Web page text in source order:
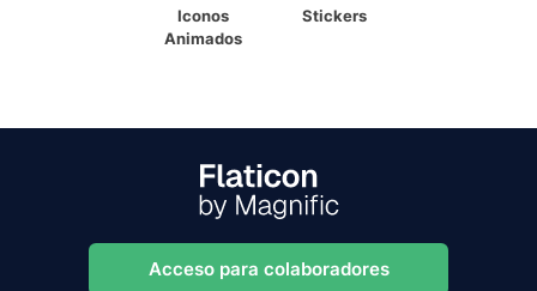
Iconos
Animados
Stickers
Acceso para colaboradores